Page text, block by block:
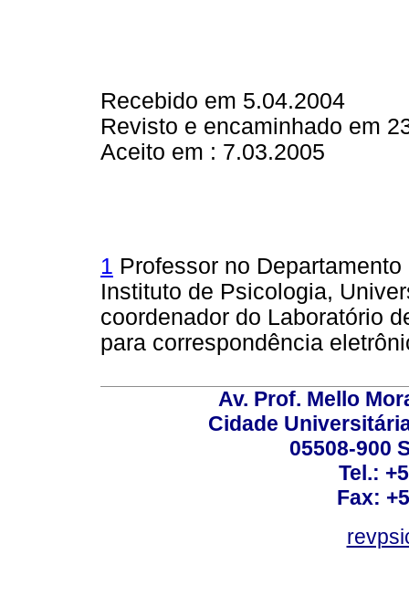
Recebido em 5.04.2004
Revisto e encaminhado em
Aceito em : 7.03.2005
1 Professor no
Instituto de Psicologia,
coordenador do Laboratório
para correspondência
Av. Prof. Mello
Cidade
05508-900
Tel.:
Fax: